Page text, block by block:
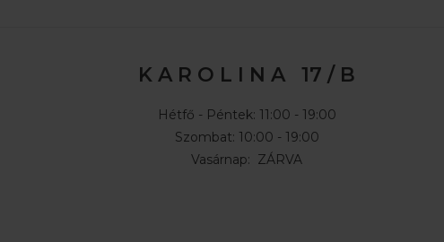
K A R O L I N A 17 / B
Hétfő - Péntek: 11:00 - 19:00
Szombat: 10:00 - 19:00
Vasárnap: ZÁRVA